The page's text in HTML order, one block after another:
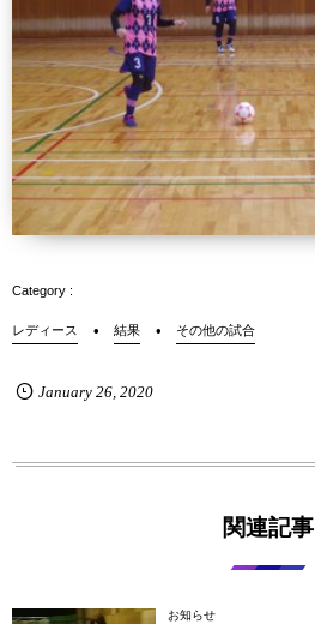
レディース 結果 その他の試合
January 26, 2020
関連記事
お知らせ